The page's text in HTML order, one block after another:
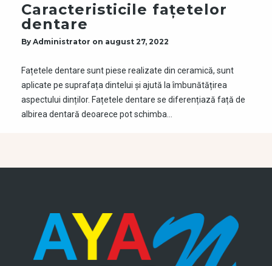
Caracteristicile fațetelor
dentare
By Administrator on august 27, 2022
Fațetele dentare sunt piese realizate din ceramică, sunt
aplicate pe suprafața dintelui și ajută la îmbunătățirea
aspectului dinților. Fațetele dentare se diferențiază față de
albirea dentară deoarece pot schimba…